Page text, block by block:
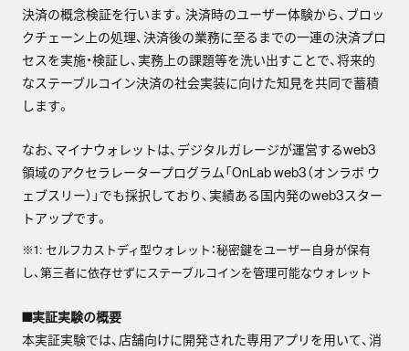
決済の概念検証を行います。決済時のユーザー体験から、ブロッ
クチェーン上の処理、決済後の業務に至るまでの一連の決済プロ
セスを実施・検証し、実務上の課題等を洗い出すことで、将来的
なステーブルコイン決済の社会実装に向けた知見を共同で蓄積
します。
なお、マイナウォレットは、デジタルガレージが運営するweb3
領域のアクセラレータープログラム「OnLab web3（オンラボ ウ
ェブスリー）」でも採択しており、実績ある国内発のweb3スター
トアップです。
※1: セルフカストディ型ウォレット：秘密鍵をユーザー自身が保有
し、第三者に依存せずにステーブルコインを管理可能なウォレット
■実証実験の概要
本実証実験では、店舗向けに開発された専用アプリを用いて、消